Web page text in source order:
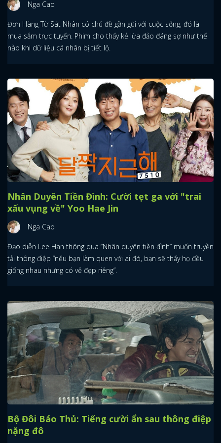
Nga Cao
Đơn Hàng Từ Sát Nhân có chủ đề gần gũi với cuộc sống, đó là
mua sắm trực tuyến. Phim cho thấy kẻ lừa đảo đáng sợ như thế
nào khi dữ liệu cá nhân bị tiết lộ.
Nhân Duyên Tiền Đình: Cười tẹt ga với "trai
xấu vụng về" Yoo Hae Jin
Nga Cao
Đạo diễn Lee Han thông qua “Nhân duyên tiền đình” muốn truyền
tải thông điệp “nếu bạn làm quen với ai đó, bạn sẽ thấy họ đều
giống nhau nhưng có vẻ đẹp riêng”.
Bộ Đôi Báo Thủ: Tiếng cười ẩn sau thông điệp
nặng đô